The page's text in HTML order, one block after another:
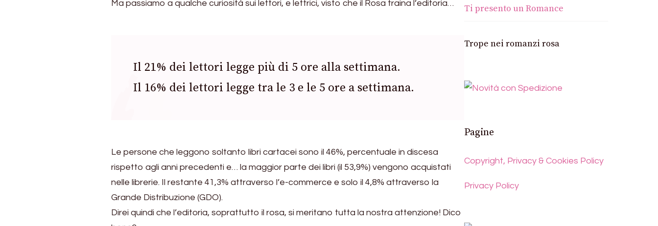
Ma passiamo a qualche curiosità sui lettori, e lettrici, visto che il Rosa traina l’editoria…
Il 21% dei lettori legge più di 5 ore alla settimana.
Il 16% dei lettori legge tra le 3 e le 5 ore a settimana.
Le persone che leggono soltanto libri cartacei sono il 46%, percentuale in discesa
rispetto agli anni precedenti e… la maggior parte dei libri (il 53,9%) vengono acquistati
nelle librerie. Il restante 41,3% attraverso l’e-commerce e solo il 4,8% attraverso la
Grande Distribuzione (GDO).
Direi quindi che l’editoria, soprattutto il rosa, si meritano tutta la nostra attenzione! Dico
Ti presento un Romance
Trope nei romanzi rosa
Pagine
Copyright, Privacy & Cookies Policy
Privacy Policy